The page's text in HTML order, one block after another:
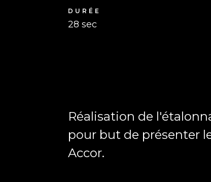
DURÉE
28 sec
Réalisation de
pour but de présenter
Accor.